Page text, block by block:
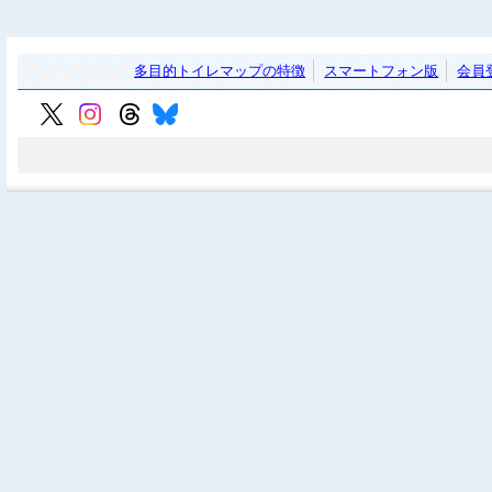
多目的トイレマップの特徴 スマートフォン版 会員